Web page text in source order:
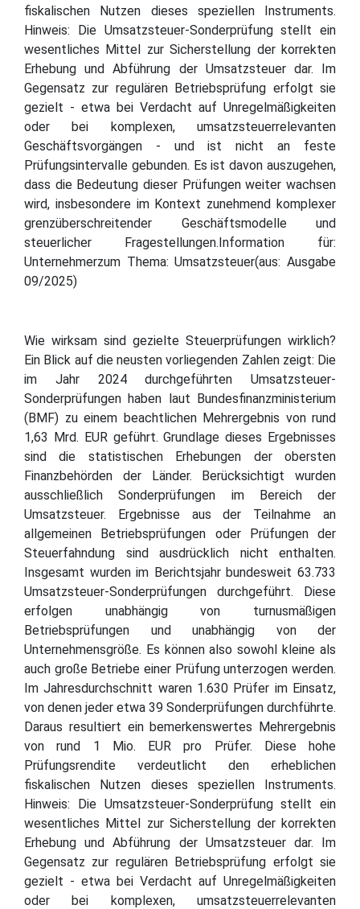
fiskalischen Nutzen dieses speziellen Instruments.
Hinweis: Die Umsatzsteuer-Sonderprüfung stellt ein
wesentliches Mittel zur Sicherstellung der korrekten
Erhebung und Abführung der Umsatzsteuer dar. Im
Gegensatz zur regulären Betriebsprüfung erfolgt sie
gezielt - etwa bei Verdacht auf Unregelmäßigkeiten
oder bei komplexen, umsatzsteuerrelevanten
Geschäftsvorgängen - und ist nicht an feste
Prüfungsintervalle gebunden. Es ist davon auszugehen,
dass die Bedeutung dieser Prüfungen weiter wachsen
wird, insbesondere im Kontext zunehmend komplexer
grenzüberschreitender Geschäftsmodelle und
steuerlicher Fragestellungen.Information für:
Unternehmerzum Thema: Umsatzsteuer(aus: Ausgabe
09/2025)
Wie wirksam sind gezielte Steuerprüfungen wirklich?
Ein Blick auf die neusten vorliegenden Zahlen zeigt: Die
im Jahr 2024 durchgeführten Umsatzsteuer-
Sonderprüfungen haben laut Bundesfinanzministerium
(BMF) zu einem beachtlichen Mehrergebnis von rund
1,63 Mrd. EUR geführt. Grundlage dieses Ergebnisses
sind die statistischen Erhebungen der obersten
Finanzbehörden der Länder. Berücksichtigt wurden
ausschließlich Sonderprüfungen im Bereich der
Umsatzsteuer. Ergebnisse aus der Teilnahme an
allgemeinen Betriebsprüfungen oder Prüfungen der
Steuerfahndung sind ausdrücklich nicht enthalten.
Insgesamt wurden im Berichtsjahr bundesweit 63.733
Umsatzsteuer-Sonderprüfungen durchgeführt. Diese
erfolgen unabhängig von turnusmäßigen
Betriebsprüfungen und unabhängig von der
Unternehmensgröße. Es können also sowohl kleine als
auch große Betriebe einer Prüfung unterzogen werden.
Im Jahresdurchschnitt waren 1.630 Prüfer im Einsatz,
von denen jeder etwa 39 Sonderprüfungen durchführte.
Daraus resultiert ein bemerkenswertes Mehrergebnis
von rund 1 Mio. EUR pro Prüfer. Diese hohe
Prüfungsrendite verdeutlicht den erheblichen
fiskalischen Nutzen dieses speziellen Instruments.
Hinweis: Die Umsatzsteuer-Sonderprüfung stellt ein
wesentliches Mittel zur Sicherstellung der korrekten
Erhebung und Abführung der Umsatzsteuer dar. Im
Gegensatz zur regulären Betriebsprüfung erfolgt sie
gezielt - etwa bei Verdacht auf Unregelmäßigkeiten
oder bei komplexen, umsatzsteuerrelevanten